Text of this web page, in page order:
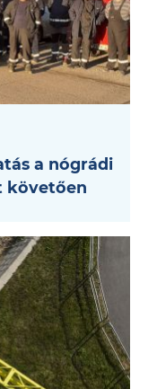
a nógrádi
követően